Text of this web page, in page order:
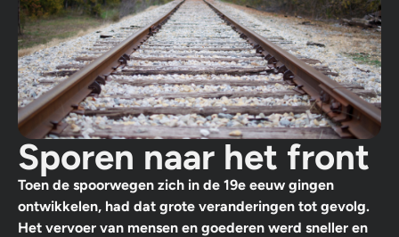
Sporen naar het front
Toen de spoorwegen zich in de 19e eeuw gingen
ontwikkelen, had dat grote veranderingen tot gevolg.
Het vervoer van mensen en goederen werd sneller en